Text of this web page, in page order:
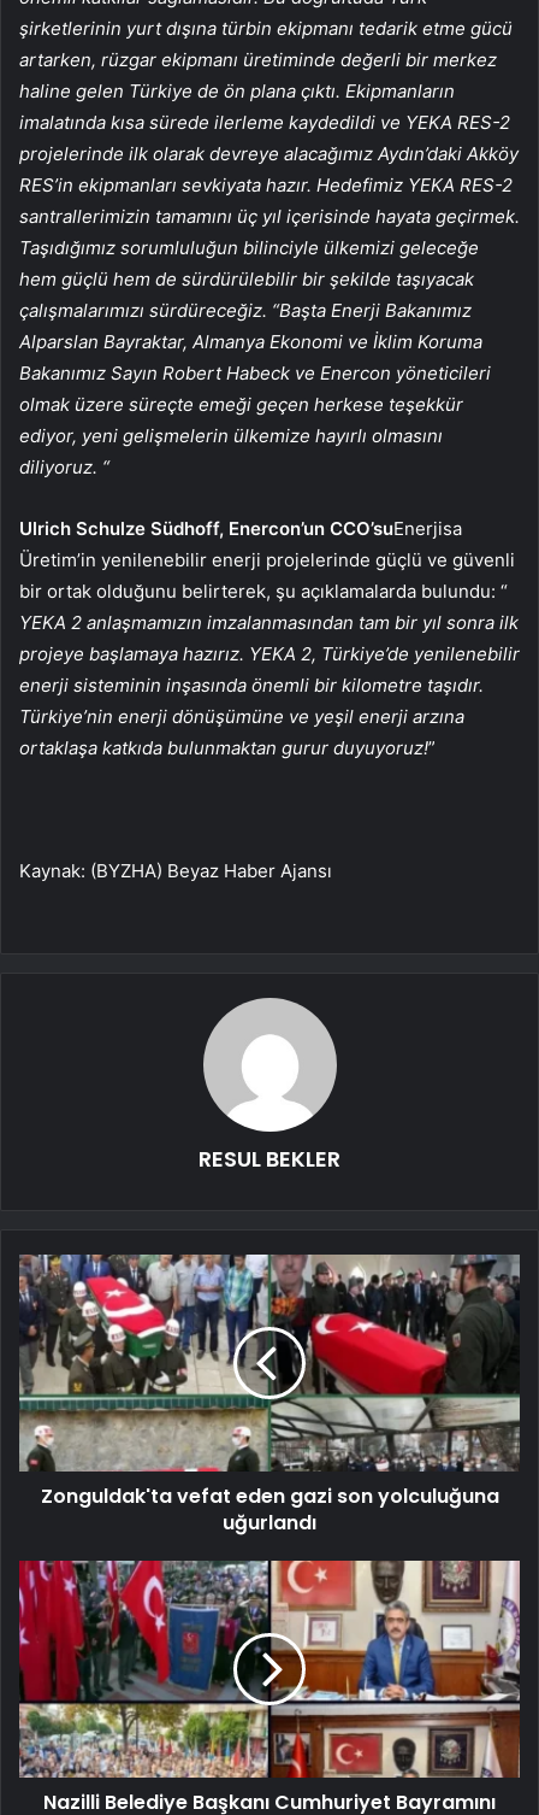
şirketlerinin yurt dışına türbin ekipmanı tedarik etme gücü
artarken, rüzgar ekipmanı üretiminde değerli bir merkez
haline gelen Türkiye de ön plana çıktı. Ekipmanların
imalatında kısa sürede ilerleme kaydedildi ve YEKA RES-2
projelerinde ilk olarak devreye alacağımız Aydın’daki Akköy
RES’in ekipmanları sevkiyata hazır. Hedefimiz YEKA RES-2
santrallerimizin tamamını üç yıl içerisinde hayata geçirmek.
Taşıdığımız sorumluluğun bilinciyle ülkemizi geleceğe
hem güçlü hem de sürdürülebilir bir şekilde taşıyacak
çalışmalarımızı sürdüreceğiz. “Başta Enerji Bakanımız
Alparslan Bayraktar, Almanya Ekonomi ve İklim Koruma
Bakanımız Sayın Robert Habeck ve Enercon yöneticileri
olmak üzere süreçte emeği geçen herkese teşekkür
ediyor, yeni gelişmelerin ülkemize hayırlı olmasını
diliyoruz. “
Ulrich Schulze Südhoff, Enercon’un CCO’suEnerjisa
Üretim’in yenilenebilir enerji projelerinde güçlü ve güvenli
bir ortak olduğunu belirterek, şu açıklamalarda bulundu: “
YEKA 2 anlaşmamızın imzalanmasından tam bir yıl sonra ilk
projeye başlamaya hazırız. YEKA 2, Türkiye’de yenilenebilir
enerji sisteminin inşasında önemli bir kilometre taşıdır.
Türkiye’nin enerji dönüşümüne ve yeşil enerji arzına
ortaklaşa katkıda bulunmaktan gurur duyuyoruz!”
Kaynak: (BYZHA) Beyaz Haber Ajansı
RESUL BEKLER
Zonguldak'ta vefat eden gazi son yolculuğuna
uğurlandı
Nazilli Belediye Başkanı Cumhuriyet Bayramını